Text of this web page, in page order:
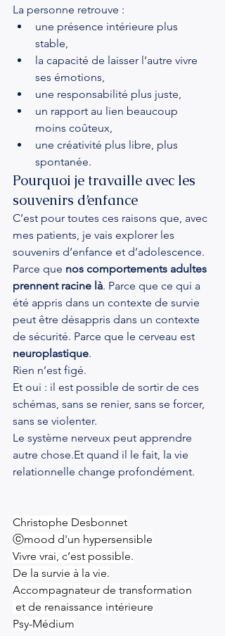
La personne retrouve :
une présence intérieure plus
stable,
la capacité de laisser l’autre vivre
ses émotions,
une responsabilité plus juste,
un rapport au lien beaucoup
moins coûteux,
une créativité plus libre, plus
spontanée.
Pourquoi je travaille avec les
souvenirs d’enfance
C’est pour toutes ces raisons que, avec
mes patients, je vais explorer les
souvenirs d’enfance et d’adolescence.
Parce que nos comportements adultes
prennent racine là. Parce que ce qui a
été appris dans un contexte de survie
peut être désappris dans un contexte
de sécurité. Parce que le cerveau est
neuroplastique.
Rien n’est figé.
Et oui : il est possible de sortir de ces
schémas, sans se renier, sans se forcer,
sans se violenter.
Le système nerveux peut apprendre
autre chose.Et quand il le fait, la vie
relationnelle change profondément.
Christophe Desbonnet
ⓒmood d'un hypersensible
Vivre vrai, c’est possible.
De la survie à la vie.
Accompagnateur de transformation
et de renaissance intérieure
Psy-Médium